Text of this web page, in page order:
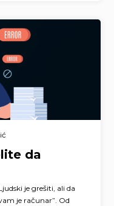
da
je grešiti, ali da
je računar”. Od